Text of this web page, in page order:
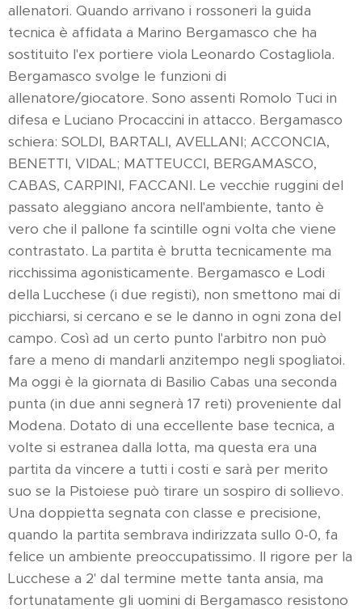
allenatori. Quando arrivano i rossoneri la guida
tecnica è affidata a Marino Bergamasco che ha
sostituito l'ex portiere viola Leonardo Costagliola.
Bergamasco svolge le funzioni di
allenatore/giocatore. Sono assenti Romolo Tuci in
difesa e Luciano Procaccini in attacco. Bergamasco
schiera: SOLDI, BARTALI, AVELLANI; ACCONCIA,
BENETTI, VIDAL; MATTEUCCI, BERGAMASCO,
CABAS, CARPINI, FACCANI. Le vecchie ruggini del
passato aleggiano ancora nell'ambiente, tanto è
vero che il pallone fa scintille ogni volta che viene
contrastato. La partita è brutta tecnicamente ma
ricchissima agonisticamente. Bergamasco e Lodi
della Lucchese (i due registi), non smettono mai di
picchiarsi, si cercano e se le danno in ogni zona del
campo. Così ad un certo punto l'arbitro non può
fare a meno di mandarli anzitempo negli spogliatoi.
Ma oggi è la giornata di Basilio Cabas una seconda
punta (in due anni segnerà 17 reti) proveniente dal
Modena. Dotato di una eccellente base tecnica, a
volte si estranea dalla lotta, ma questa era una
partita da vincere a tutti i costi e sarà per merito
suo se la Pistoiese può tirare un sospiro di sollievo.
Una doppietta segnata con classe e precisione,
quando la partita sembrava indirizzata sullo 0-0, fa
felice un ambiente preoccupatissimo. Il rigore per la
Lucchese a 2' dal termine mette tanta ansia, ma
fortunatamente gli uomini di Bergamasco resistono